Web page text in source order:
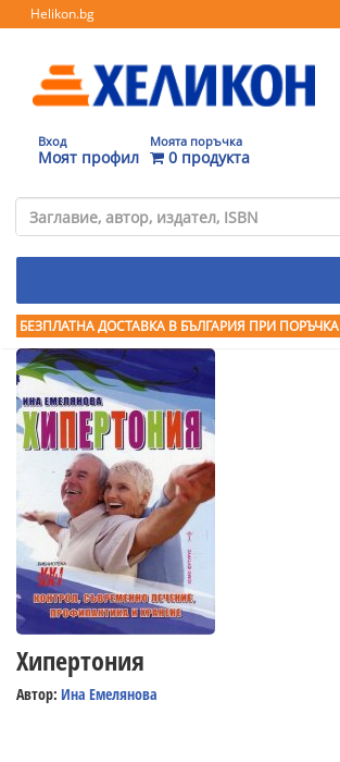
Helikon.bg
Вход
Моят профил
Моята поръчка
0 продукта
БЕЗПЛАТНА ДОСТАВКА В БЪЛГАРИЯ ПРИ ПОРЪЧКА
Хипертония
Автор: Ина Емелянова